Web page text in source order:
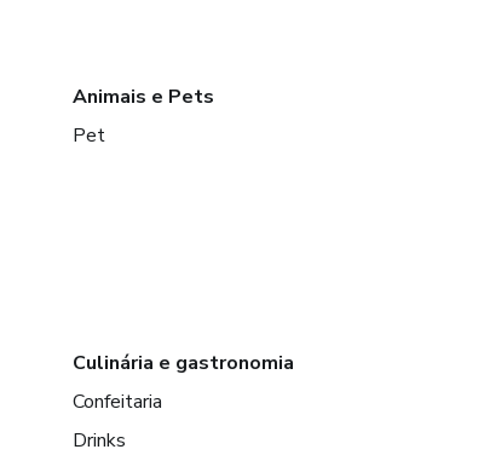
Animais e Pets
Pet
Culinária e gastronomia
Confeitaria
Drinks